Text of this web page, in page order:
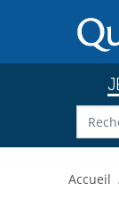
au
contenu
Accueil